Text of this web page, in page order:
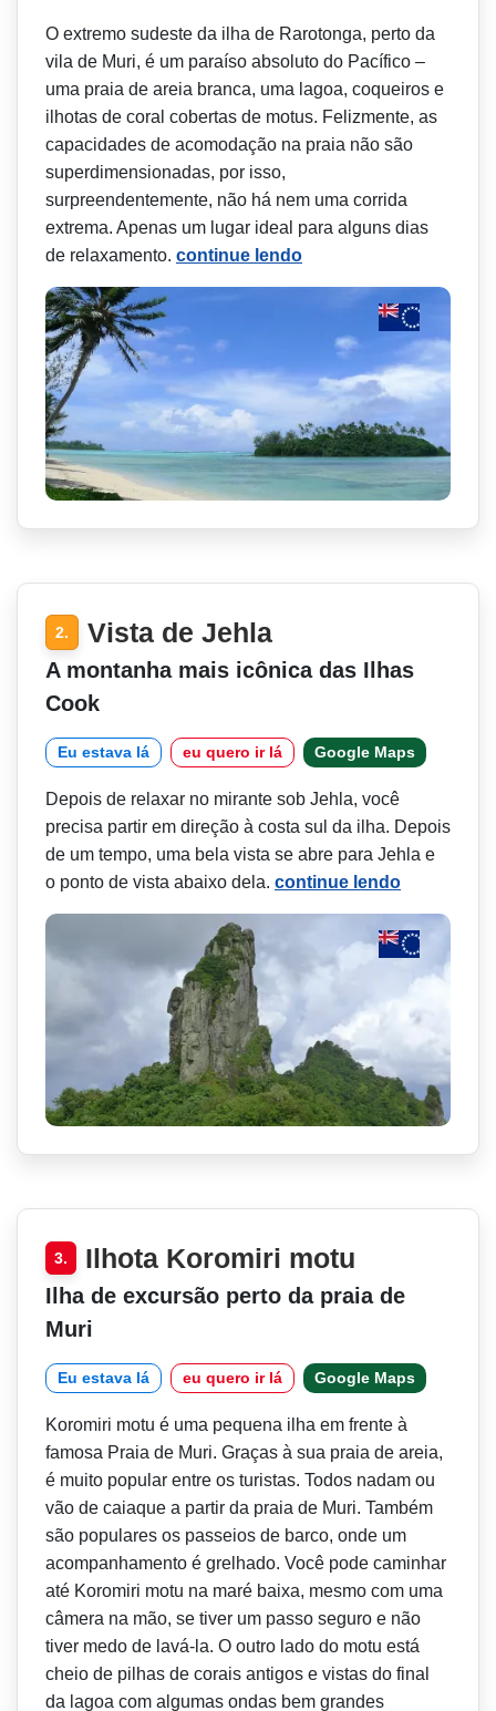
O extremo sudeste da ilha de Rarotonga, perto da
vila de Muri, é um paraíso absoluto do Pacífico –
uma praia de areia branca, uma lagoa, coqueiros e
ilhotas de coral cobertas de motus. Felizmente, as
capacidades de acomodação na praia não são
superdimensionadas, por isso,
surpreendentemente, não há nem uma corrida
extrema. Apenas um lugar ideal para alguns dias
de relaxamento. continue lendo
2. Vista de Jehla
A montanha mais icônica das Ilhas
Cook
Eu estava lá eu quero ir lá Google Maps
Depois de relaxar no mirante sob Jehla, você
precisa partir em direção à costa sul da ilha. Depois
de um tempo, uma bela vista se abre para Jehla e
o ponto de vista abaixo dela. continue lendo
3. Ilhota Koromiri motu
Ilha de excursão perto da praia de
Muri
Eu estava lá eu quero ir lá Google Maps
Koromiri motu é uma pequena ilha em frente à
famosa Praia de Muri. Graças à sua praia de areia,
é muito popular entre os turistas. Todos nadam ou
vão de caiaque a partir da praia de Muri. Também
são populares os passeios de barco, onde um
acompanhamento é grelhado. Você pode caminhar
até Koromiri motu na maré baixa, mesmo com uma
câmera na mão, se tiver um passo seguro e não
tiver medo de lavá-la. O outro lado do motu está
cheio de pilhas de corais antigos e vistas do final
da lagoa com algumas ondas bem grandes